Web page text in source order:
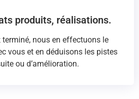
produits, réalisations.
terminé, nous en effectuons le
vous et en déduisons les pistes
ou d’amélioration.